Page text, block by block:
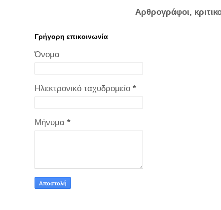
Αρθρογράφοι,
Γρήγορη επικοινωνία
Όνομα
Ηλεκτρονικό ταχυδρομείο *
Μήνυμα *